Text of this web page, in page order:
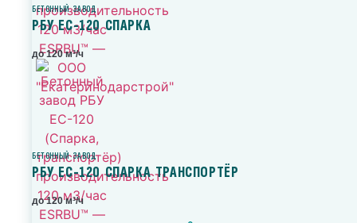
БЕТОННЫЙ ЗАВОД
РБУ ЕС-120 СПАРКА
до 120 м³/ч
БЕТОННЫЙ ЗАВОД
РБУ ЕС-120 СПАРКА ТРАНСПОРТЁР
до 120 м³/ч